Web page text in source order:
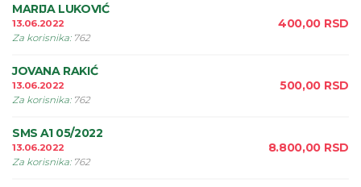
MARIJA LUKOVIĆ
13.06.2022
Za korisnika: 762
400,00 RSD
JOVANA RAKIĆ
13.06.2022
Za korisnika: 762
500,00 RSD
SMS A1 05/2022
13.06.2022
Za korisnika: 762
8.800,00 RSD